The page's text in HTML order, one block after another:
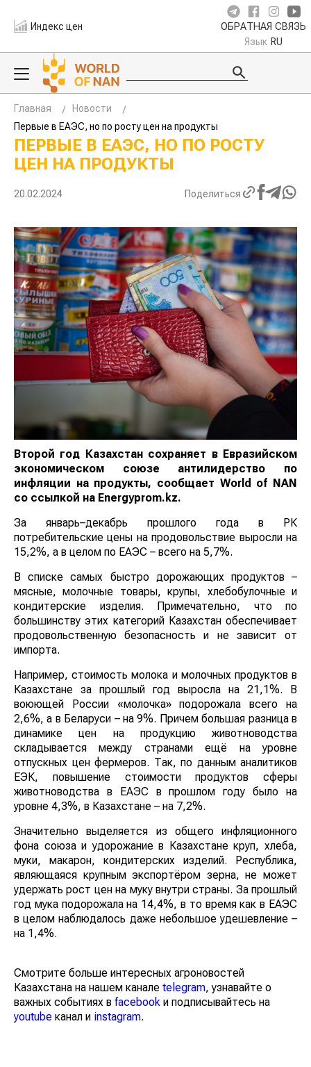
Индекс цен ОБРАТНАЯ СВЯЗЬ
Язык RU
Главная
Новости
Первые в ЕАЭС, но по росту цен на продукты
ПЕРВЫЕ В ЕАЭС, НО ПО РОСТУ
ЦЕН НА ПРОДУКТЫ
20.02.2024 Поделиться
Второй год Казахстан сохраняет в Евразийском
экономическом союзе антилидерство по
инфляции на продукты, сообщает World of NAN
со ссылкой на Еnergyprom.kz.
За январь–декабрь прошлого года в РК
потребительские цены на продовольствие выросли на
15,2%, а в целом по ЕАЭС – всего на 5,7%.
В списке самых быстро дорожающих продуктов –
мясные, молочные товары, крупы, хлебобулочные и
кондитерские изделия. Примечательно, что по
большинству этих категорий Казахстан обеспечивает
продовольственную безопасность и не зависит от
импорта.
Например, стоимость молока и молочных продуктов в
Казахстане за прошлый год выросла на 21,1%. В
воюющей России «молочка» подорожала всего на
2,6%, а в Беларуси – на 9%. Причем большая разница в
динамике цен на продукцию животноводства
складывается между странами ещё на уровне
отпускных цен фермеров. Так, по данным аналитиков
ЕЭК, повышение стоимости продуктов сферы
животноводства в ЕАЭС в прошлом году было на
уровне 4,3%, в Казахстане – на 7,2%.
Значительно выделяется из общего инфляционного
фона союза и удорожание в Казахстане круп, хлеба,
муки, макарон, кондитерских изделий. Республика,
являющаяся крупным экспортёром зерна, не может
удержать рост цен на муку внутри страны. За прошлый
год мука подорожала на 14,4%, в то время как в ЕАЭС
в целом наблюдалось даже небольшое удешевление –
на 1,4%.
Смотрите больше интересных агроновостей
Казахстана на нашем канале telegram, узнавайте о
важных событиях в facebook и подписывайтесь на
youtube канал и instagram.